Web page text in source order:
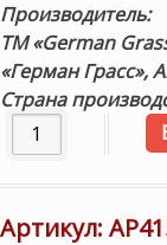
Производитель:
ТМ «German
«Герман Грасс»,
Страна
Количество
Артикул: